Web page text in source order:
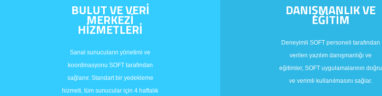
BULUT VE VERİ
MERKEZİ
HİZMETLERİ
Sanal sunucuların yönetimi ve
koordinasyonu SOFT tarafından
sağlanır. Standart bir yedekleme
hizmeti, tüm sunucular için 4 haftalık
DANIŞMANLIK VE
EĞİTİM
Deneyimli SOFT personeli tarafından
verilen yazılım danışmanlığı ve
eğitimler, SOFT uygulamalarının doğru
ve verimli kullanılmasını sağlar.